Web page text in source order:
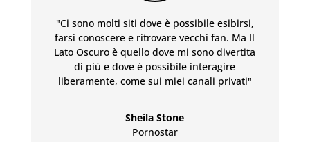
"Ci sono molti siti dove è possibile esibirsi,
farsi conoscere e ritrovare vecchi fan. Ma Il
Lato Oscuro è quello dove mi sono divertita
di più e dove è possibile interagire
liberamente, come sui miei canali privati"
Sheila Stone
Pornostar